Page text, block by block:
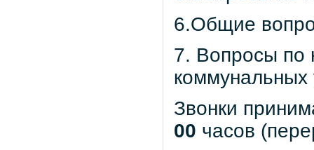
6.Общие
7. Вопросы по
коммунальных
Звонки
00 часов